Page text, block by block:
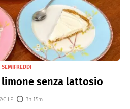
SEMIFREDDI
senza lattosio
3h 15m